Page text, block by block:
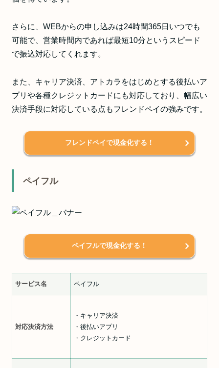
さらに、WEBからの申し込みは24時間365日いつでも
可能で、営業時間内であれば最短10分というスピード
で振込対応してくれます。
また、キャリア決済、アトカラをはじめとする後払いア
プリや各種クレジットカードにも対応しており、幅広い
決済手段に対応している点もフレンドペイの強みです。
フレンドペイで現金化する！
ペイフル
ペイフルで現金化する！
サービス名 ペイフル
対応決済方法
・キャリア決済
・後払いアプリ
・クレジットカード